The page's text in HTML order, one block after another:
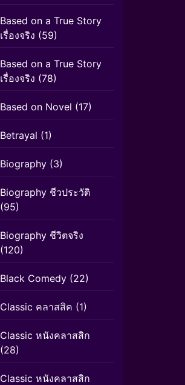
Based on a True Story
เรื่องจริง (59)
Based on a True Story
เรื่องจริง (78)
Based on Novel (17)
Betrayal (1)
Biography (3)
Biography ชีวประวัติ
(95)
Biography ชีวิตจริง
(120)
Black Comedy (22)
Classic คลาสสิค (1)
Classic หนังคลาสสิก
(28)
Classic หนังคลาสสิก